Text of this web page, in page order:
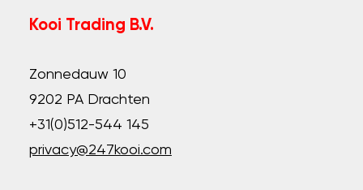
Kooi Trading B.V.
Zonnedauw 10
9202 PA Drachten
+31(0)512-544 145
privacy@247kooi.com